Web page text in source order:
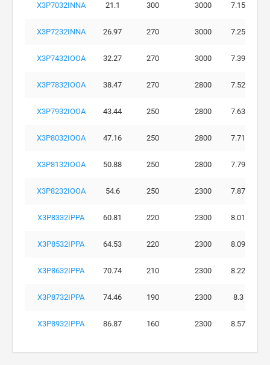
X3P7032INNA 21.1 300 3000 7.15
X3P7232INNA 26.97 270 3000 7.25
X3P7432IOOA 32.27 270 3000 7.39
X3P7832IOOA 38.47 270 2800 7.52
X3P7932IOOA 43.44 250 2800 7.63
X3P8032IOOA 47.16 250 2800 7.71
X3P8132IOOA 50.88 250 2800 7.79
X3P8232IOOA 54.6 250 2300 7.87
X3P8332IPPA 60.81 220 2300 8.01
X3P8532IPPA 64.53 220 2300 8.09
X3P8632IPPA 70.74 210 2300 8.22
X3P8732IPPA 74.46 190 2300 8.3
X3P8932IPPA 86.87 160 2300 8.57